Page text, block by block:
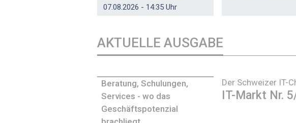
07.08.2026 - 14:35 Uhr
AKTUELLE AUSGABE
Der Schweizer IT-
IT-Markt Nr.
Beratung, Schulungen,
Services - wo das
Geschäftspotenzial